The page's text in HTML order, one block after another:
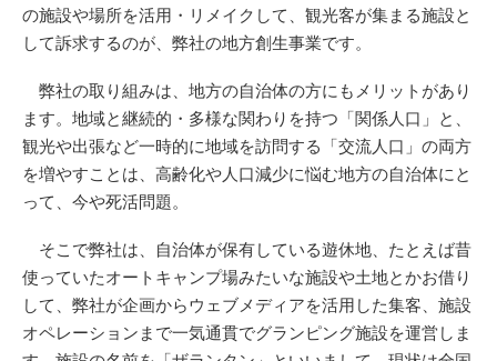
の施設や場所を活用・リメイクして、観光客が集まる施設と
して訴求するのが、弊社の地方創生事業です。
弊社の取り組みは、地方の自治体の方にもメリットがあり
ます。地域と継続的・多様な関わりを持つ「関係人口」と、
観光や出張など一時的に地域を訪問する「交流人口」の両方
を増やすことは、高齢化や人口減少に悩む地方の自治体にと
って、今や死活問題。
そこで弊社は、自治体が保有している遊休地、たとえば昔
使っていたオートキャンプ場みたいな施設や土地とかお借り
して、弊社が企画からウェブメディアを活用した集客、施設
オペレーションまで一気通貫でグランピング施設を運営しま